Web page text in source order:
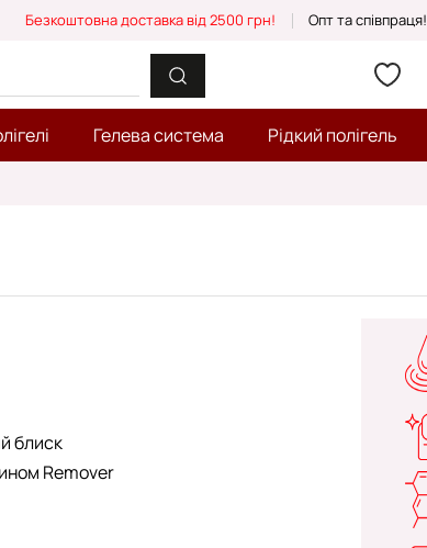
Безкоштовна доставка від 2500 грн! Опт та співпраця!
Гелева система Рідкий полігель
блиск
Remover